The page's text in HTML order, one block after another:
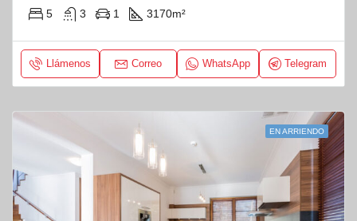
5 3 1 3170m²
Llámenos Correo WhatsApp Telegram
EN ARRIENDO